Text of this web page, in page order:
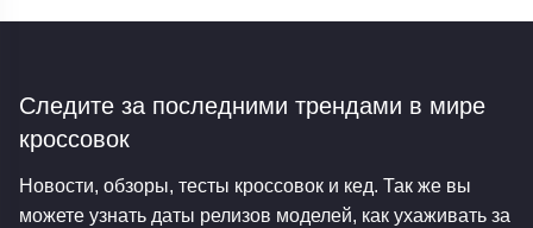
Следите за последними трендами в мире
кроссовок
Новости, обзоры, тесты кроссовок и кед. Так же вы
можете узнать даты релизов моделей, как ухаживать за